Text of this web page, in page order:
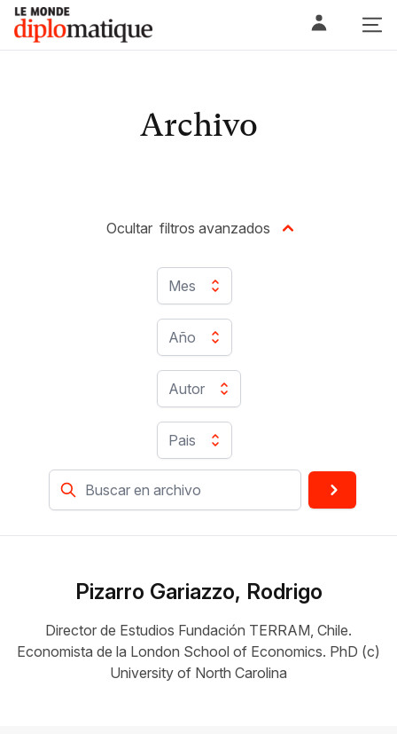
Skip
content
Le monde diplomatique
Archivo
Mes
Año
Autor
Pais
Ocultar filtros avanzados
Pizarro Gariazzo, Rodrigo
Director de Estudios Fundación TERRAM, Chile.
Economista de la London School of Economics. PhD (c)
University of North Carolina